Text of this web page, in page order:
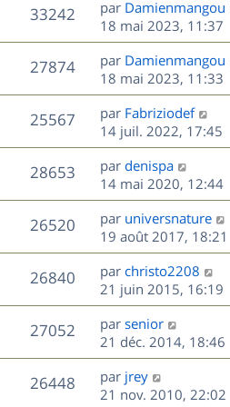
e
n
i
e
r
m
e
s
s
a
g
e
33242V
u
s
D
e
r
n
i
e
r
m
e
s
s
a
g
e
par Damienmangou
18 mai 2023, 11:37
27874V
u
s
D
e
r
n
i
e
r
m
e
s
s
a
g
e
par Damienmangou
18 mai 2023, 11:33
25567V
u
e
s
D
e
r
n
i
e
r
m
e
s
s
a
g
e
par Fabriziodef
14 juil. 2022, 17:45
28653V
u
s
D
e
r
n
i
e
r
m
e
s
s
a
g
e
par denispa
14 mai 2020, 12:44
26520V
u
s
D
e
r
n
i
e
r
m
e
s
s
par universnature
19 août 2017, 18:21
26840V
u
e
s
D
e
r
n
i
e
r
m
par christo2208
21 juin 2015, 16:19
27052V
u
e
D
e
r
n
i
par senior
21 déc. 2014, 18:46
26448V
D
e
par jrey
21 nov. 2010, 22:02